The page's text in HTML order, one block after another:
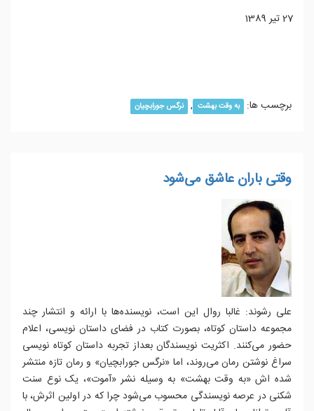
27 تیر 1389
برچسب ها: به وقت بهشت , نرگس جورابچیان
وقتی باران عاشق می‌شود
علی رشوند: غالبا روال این است، نویسنده‌ها با ارائه و انتشار چند
مجموعه داستان کوتاه، بصورت کتاب در فضای داستان نویسی، اعلام
حضور می‌کنند. اکثریت نویسندگان بعداز تجربه داستان کوتاه نویسی
سراغ نوشتن رمان می‌روند، اما «نرگس جورابچیان» و رمان تازه منتشر
شده اش «به وقت بهشت» به وسیله نشر «آموت»، یک نوع سنت
شکنی در عرصه نویسندگی محسوب می‌شود چرا که در اولین اثرش، با